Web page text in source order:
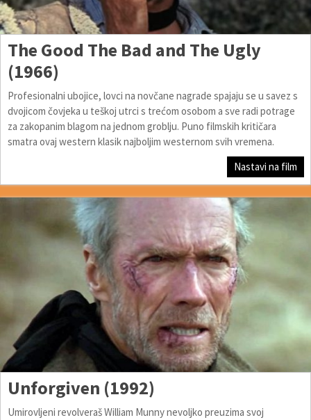
The Good The Bad and The Ugly
(1966)
Profesionalni ubojice, lovci na novčane nagrade spajaju se u savez s
dvojicom čovjeka u teškoj utrci s trećom osobom a sve radi potrage
za zakopanim blagom na jednom groblju. Puno filmskih kritičara
smatra ovaj western klasik najboljim westernom svih vremena.
Nastavi na film
Unforgiven (1992)
Umirovljeni revolveraš William Munny nevoljko preuzima svoj